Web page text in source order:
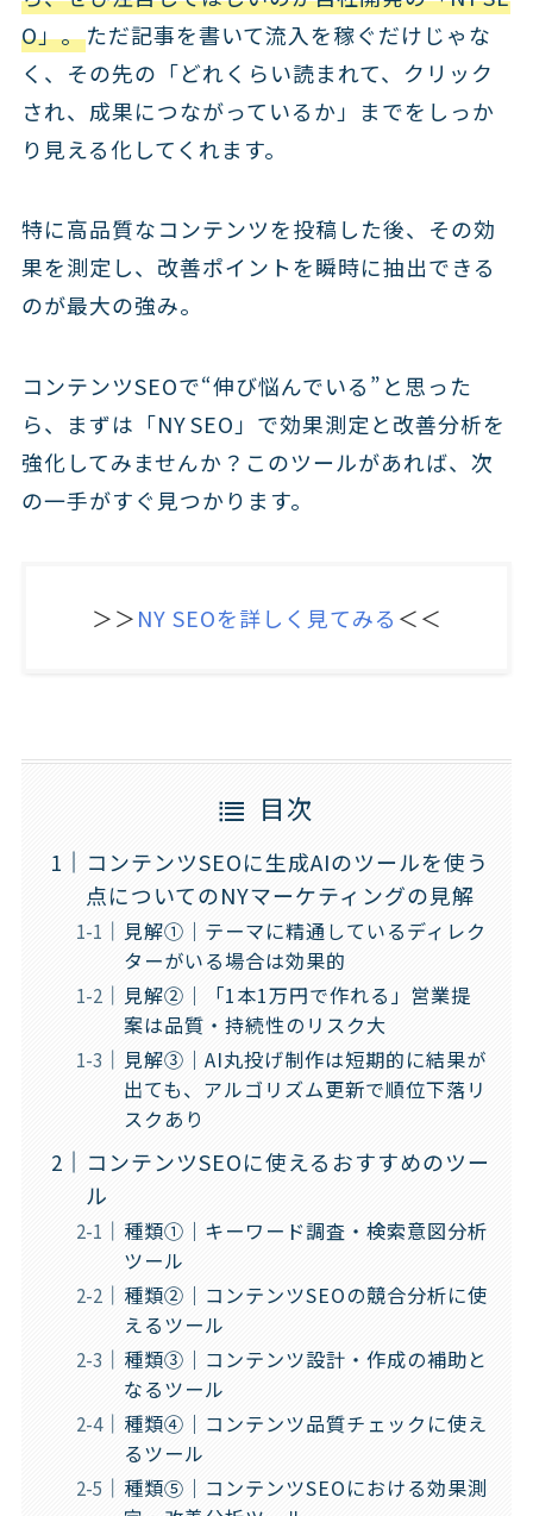
O」。ただ記事を書いて流入を稼ぐだけじゃな
く、その先の「どれくらい読まれて、クリック
され、成果につながっているか」までをしっか
り見える化してくれます。
特に高品質なコンテンツを投稿した後、その効
果を測定し、改善ポイントを瞬時に抽出できる
のが最大の強み。
コンテンツSEOで“伸び悩んでいる”と思った
ら、まずは「NY SEO」で効果測定と改善分析を
強化してみませんか？このツールがあれば、次
の一手がすぐ見つかります。
＞＞NY SEOを詳しく見てみる ＜＜
目次
コンテンツSEOに生成AIのツールを使う
点についてのNYマーケティングの見解
見解①｜テーマに精通しているディレク
ターがいる場合は効果的
見解②｜「1本1万円で作れる」営業提
案は品質・持続性のリスク大
見解③｜AI丸投げ制作は短期的に結果が
出ても、アルゴリズム更新で順位下落リ
スクあり
コンテンツSEOに使えるおすすめのツー
ル
種類①｜キーワード調査・検索意図分析
ツール
種類②｜コンテンツSEOの競合分析に使
えるツール
種類③｜コンテンツ設計・作成の補助と
なるツール
種類④｜コンテンツ品質チェックに使え
るツール
種類⑤｜コンテンツSEOにおける効果測